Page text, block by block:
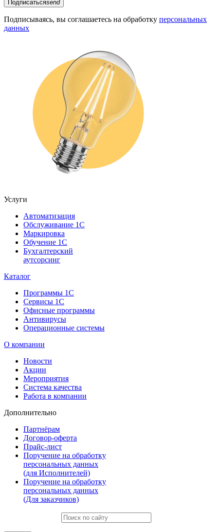
Подписатьсяsend
Подписываясь, вы соглашаетесь на обработку персональных
данных
Услуги
Автоматизация
Обслуживание 1С
Маркировка
Обучение 1С
Бухгалтерский
аутсорсинг
Каталог
Программы 1С
Сервисы 1С
Офисные программы
Антивирусы
Операционные системы
О компании
Новости
Акции
Мероприятия
Система качества
Работа в компании
Дополнительно
Партнёрам
Договор-оферта
Прайс-лист
Поручение на обработку
персональных данных
(для Исполнителей)
Поручение на обработку
персональных данных
(Для заказчиков)